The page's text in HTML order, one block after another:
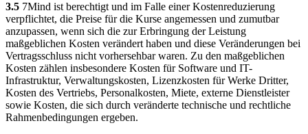
3.5 7Mind ist berechtigt und im Falle einer Kostenreduzierung
verpflichtet, die Preise für die Kurse angemessen und zumutbar
anzupassen, wenn sich die zur Erbringung der Leistung
maßgeblichen Kosten verändert haben und diese Veränderungen bei
Vertragsschluss nicht vorhersehbar waren. Zu den maßgeblichen
Kosten zählen insbesondere Kosten für Software und IT-
Infrastruktur, Verwaltungskosten, Lizenzkosten für Werke Dritter,
Kosten des Vertriebs, Personalkosten, Miete, externe Dienstleister
sowie Kosten, die sich durch veränderte technische und rechtliche
Rahmenbedingungen ergeben.